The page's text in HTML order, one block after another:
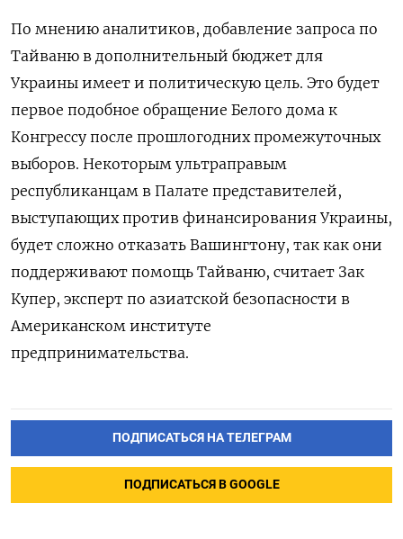
По мнению аналитиков, добавление запроса по
Тайваню в дополнительный бюджет для
Украины имеет и политическую цель. Это будет
первое подобное обращение Белого дома к
Конгрессу после прошлогодних промежуточных
выборов. Некоторым ультраправым
республиканцам в Палате представителей,
выступающих против финансирования Украины,
будет сложно отказать Вашингтону, так как они
поддерживают помощь Тайваню, считает Зак
Купер, эксперт по азиатской безопасности в
Американском институте
предпринимательства.
ПОДПИСАТЬСЯ НА ТЕЛЕГРАМ
ПОДПИСАТЬСЯ В GOOGLE